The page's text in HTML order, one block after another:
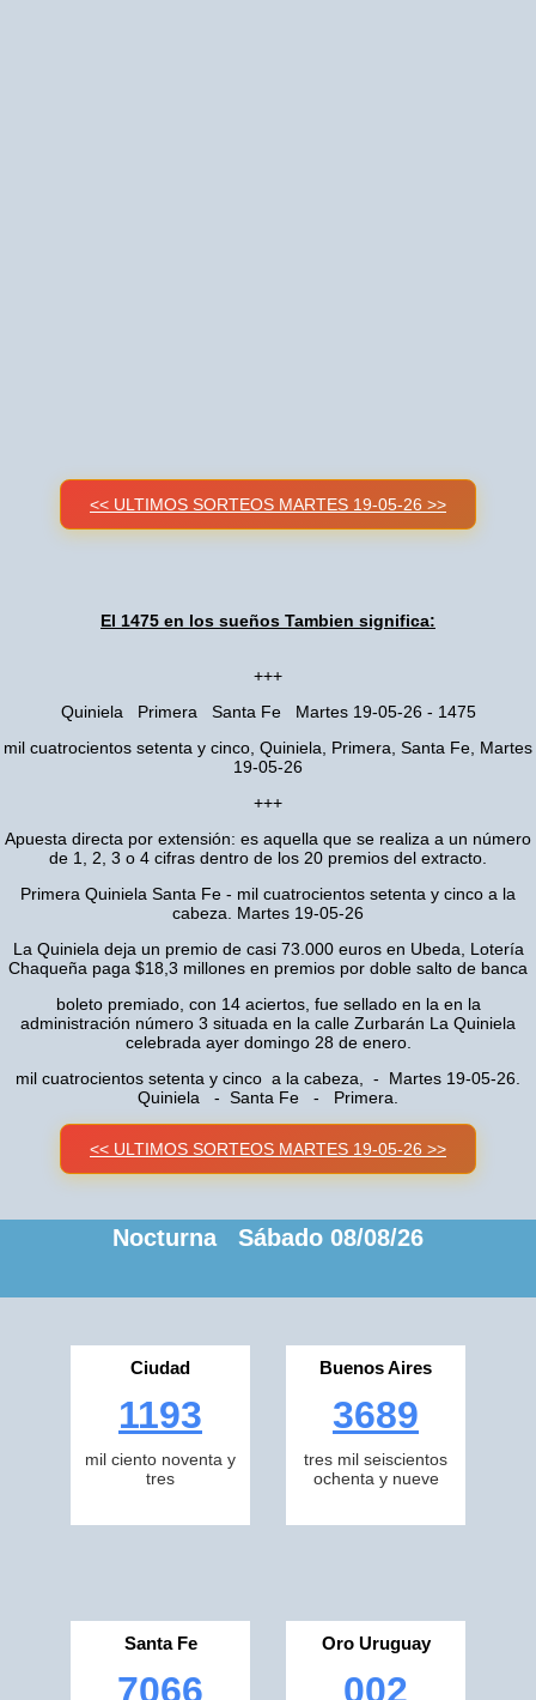
<< ULTIMOS SORTEOS MARTES 19-05-26 >>
El 1475 en los sueños Tambien significa:
+++
Quiniela Primera Santa Fe Martes 19-05-26 - 1475
mil cuatrocientos setenta y cinco, Quiniela, Primera, Santa Fe, Martes
19-05-26
+++
Apuesta directa por extensión: es aquella que se realiza a un número
de 1, 2, 3 o 4 cifras dentro de los 20 premios del extracto.
Primera Quiniela Santa Fe - mil cuatrocientos setenta y cinco a la
cabeza. Martes 19-05-26
La Quiniela deja un premio de casi 73.000 euros en Ubeda, Lotería
Chaqueña paga $18,3 millones en premios por doble salto de banca
boleto premiado, con 14 aciertos, fue sellado en la en la
administración número 3 situada en la calle Zurbarán La Quiniela
celebrada ayer domingo 28 de enero.
mil cuatrocientos setenta y cinco a la cabeza, - Martes 19-05-26.
Quiniela - Santa Fe - Primera.
<< ULTIMOS SORTEOS MARTES 19-05-26 >>
Nocturna Sábado 08/08/26
Ciudad
1193
mil ciento noventa y
tres
Buenos Aires
3689
tres mil seiscientos
ochenta y nueve
Santa Fe
7066
Oro Uruguay
002